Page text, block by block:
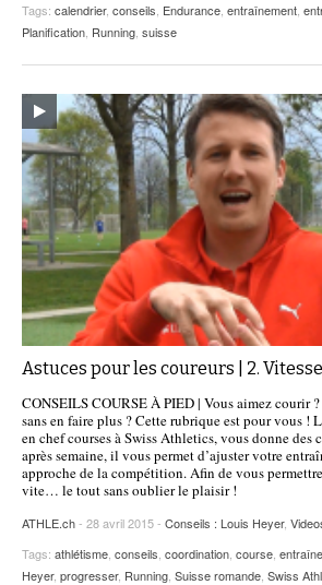
Tags: calendrier, conseils Endurance entraînement
Planification Running suisse
Astuces pour les coureurs | 2.
CONSEILS COURSE À PIED | Vous aimez courir
sans en faire plus ? Cette rubrique est pour vous !
en chef courses à Swiss Athletics, vous donne des
après semaine, il vous permet d’ajuster votre
approche de la compétition. Afin de vous
vite… le tout sans oublier le plaisir !
ATHLE.ch- 28 avril 2015 - Conseils : Louis Heyer,
Tags: athlétisme conseils coordination course
Heyer, progresser, Running Suisse romande Swiss